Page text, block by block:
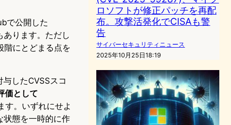
で公開した
あります。ただし
階にとどまる点を
したCVSSスコ
価として
す。いずれにせよ
状態を一時的に作
ロソフトが修正パッチを再配
布。攻撃活発化でCISAも警
告
サイバーセキュリティニュース
2025年10月25日18:19